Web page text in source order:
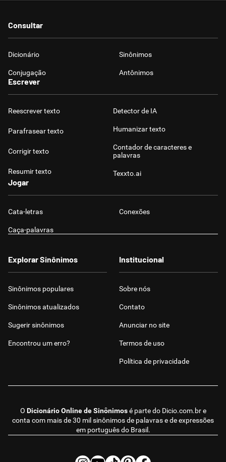
Humanizador de IA
Cata-letras
Caça-palavras
Consultar
Dicionário Sinônimos
Conjugação Antônimos
Escrever
Reescrever texto
Parafrasear texto
Corrigir texto
Resumir texto
Detector de IA
Humanizar texto
Contador de caracteres e
palavras
Texxto.ai
Jogar
Cata-letras Conexões
Caça-palavras
O Dicionário Online de Sinônimosé parte do Dicio.com.bre
conta com mais de 30 mil sinônimos de palavras e de expressões
em português do Brasil.
Explorar Sinônimos
Sinônimos populares
Sinônimos atualizados
Sugerir sinônimos
Encontrou um erro?
Institucional
Sobre nós
Contato
Anunciar no site
Termos de uso
Política de privacidade